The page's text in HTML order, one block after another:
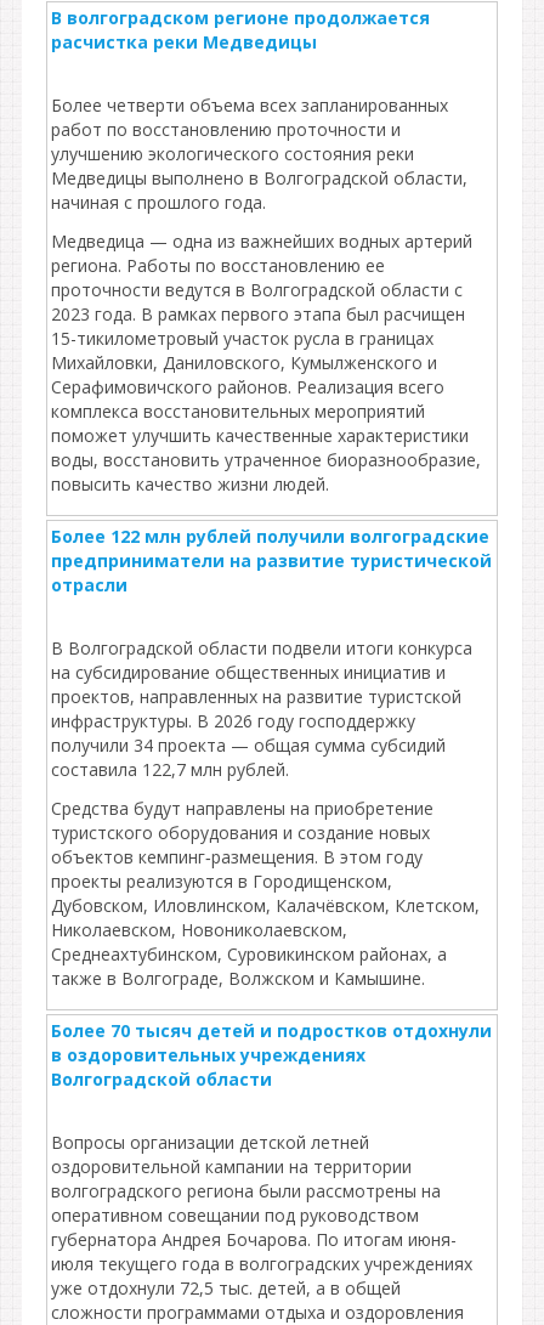
В волгоградском регионе продолжается
расчистка реки Медведицы
Более четверти объема всех запланированных
работ по восстановлению проточности и
улучшению экологического состояния реки
Медведицы выполнено в Волгоградской области,
начиная с прошлого года.
Медведица — одна из важнейших водных артерий
региона. Работы по восстановлению ее
проточности ведутся в Волгоградской области с
2023 года. В рамках первого этапа был расчищен
15-тикилометровый участок русла в границах
Михайловки, Даниловского, Кумылженского и
Серафимовичского районов. Реализация всего
комплекса восстановительных мероприятий
поможет улучшить качественные характеристики
воды, восстановить утраченное биоразнообразие,
повысить качество жизни людей.
Более 122 млн рублей получили волгоградские
предприниматели на развитие туристической
отрасли
В Волгоградской области подвели итоги конкурса
на субсидирование общественных инициатив и
проектов, направленных на развитие туристской
инфраструктуры. В 2026 году господдержку
получили 34 проекта — общая сумма субсидий
составила 122,7 млн рублей.
Средства будут направлены на приобретение
туристского оборудования и создание новых
объектов кемпинг‑размещения. В этом году
проекты реализуются в Городищенском,
Дубовском, Иловлинском, Калачёвском, Клетском,
Николаевском, Новониколаевском,
Среднеахтубинском, Суровикинском районах, а
также в Волгограде, Волжском и Камышине.
Более 70 тысяч детей и подростков отдохнули
в оздоровительных учреждениях
Волгоградской области
Вопросы организации детской летней
оздоровительной кампании на территории
волгоградского региона были рассмотрены на
оперативном совещании под руководством
губернатора Андрея Бочарова. По итогам июня-
июля текущего года в волгоградских учреждениях
уже отдохнули 72,5 тыс. детей, а в общей
сложности программами отдыха и оздоровления